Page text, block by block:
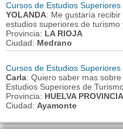
Cursos de Estudios
YOLANDA: Me gustaría
estudios superiores de
Provincia: LA RIOJA
Ciudad: Medrano
Cursos de Estudios
Carla: Quiero saber mas
Estudios Superiores de
Provincia: HUELVA PROVINCIA
Ciudad: Ayamonte